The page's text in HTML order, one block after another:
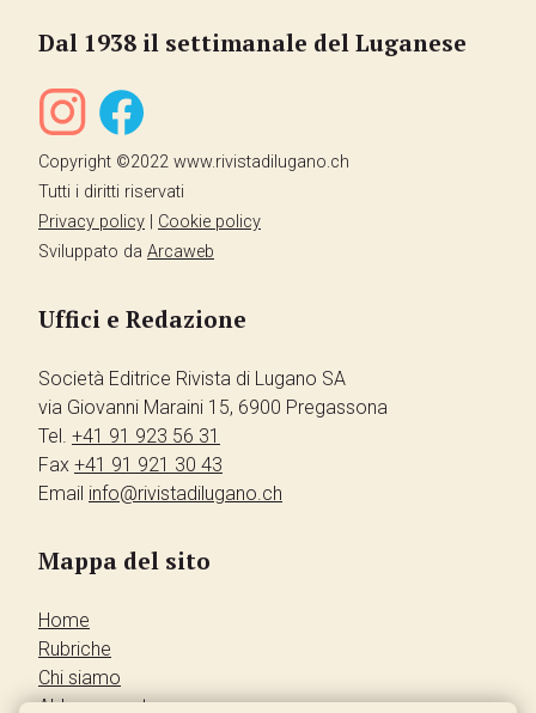
Dal 1938 il settimanale del Luganese
Copyright ©2022 www.rivistadilugano.ch
Tutti i diritti riservati
Privacy policy
Cookie policy
Sviluppato da Arcaweb
Uffici e Redazione
Società Editrice Rivista di Lugano SA
via Giovanni Maraini 15, 6900 Pregassona
Tel. +41 91 923 56 31
Fax +41 91 921 30 43
Email info@rivistadilugano.ch
Mappa del sito
Home
Rubriche
Chi siamo
Abbonamento